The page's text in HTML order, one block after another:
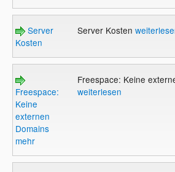
Server
Kosten
Server Kosten
Freespace:
Keine
externen
Domains
mehr
Freespace: Keine
weiterlesen